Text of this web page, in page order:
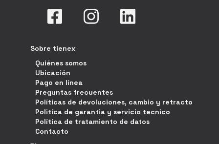
Sobre tienex
Quiénes somos
Ubicación
Pago en línea
Preguntas frecuentes
Políticas de devoluciones, cambio y retracto
Politica de garantia y servicio tecnico
Política de tratamiento de datos
Contacto